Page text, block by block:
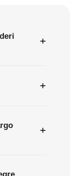
+
+
+